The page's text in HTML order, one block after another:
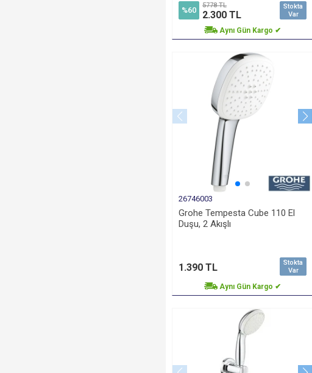
%60
Stokta
Var
5778 TL
2.300 TL
Aynı Gün Kargo ✔
26746003
Grohe Tempesta Cube 110 El
Duşu, 2 Akışlı
Stokta
Var
1.390 TL
Aynı Gün Kargo ✔